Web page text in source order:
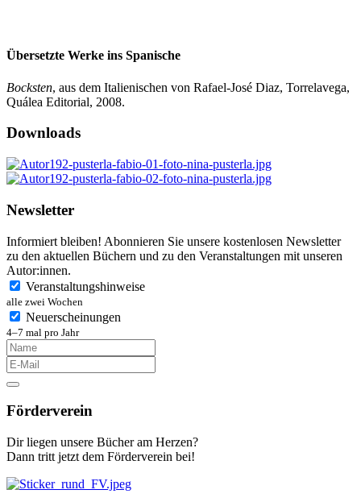
Übersetzte Werke ins Spanische
Bocksten, aus dem Italienischen von Rafael-José Diaz, Torrelavega,
Quálea Editorial, 2008.
Downloads
Newsletter
Informiert bleiben! Abonnieren Sie unsere kostenlosen Newsletter
zu den aktuellen Büchern und zu den Veranstaltungen mit unseren
Autor:innen.
Veranstaltungshinweise
alle zwei Wochen
Neuerscheinungen
4–7 mal pro Jahr
Förderverein
Dir liegen unsere Bücher am Herzen?
Dann tritt jetzt dem Förderverein bei!